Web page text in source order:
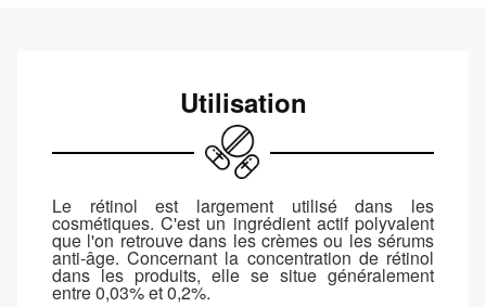
Utilisation
Le rétinol est largement utilisé dans les
cosmétiques. C'est un ingrédient actif polyvalent
que l'on retrouve dans les crèmes ou les sérums
anti-âge. Concernant la concentration de rétinol
dans les produits, elle se situe généralement
entre 0,03% et 0,2%.